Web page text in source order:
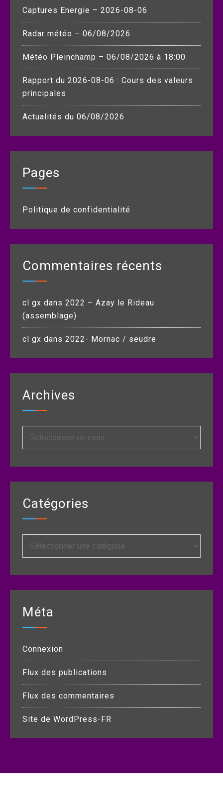
Captures Energie – 2026-08-06
Radar météo – 06/08/2026
Météo Pleinchamp – 06/08/2026 à 18:00
Rapport du 2026-08-06 : Cours des valeurs
principales
Actualités du 06/08/2026
Pages
Politique de confidentialité
Commentaires récents
cl gx dans 2022 – Azay le Rideau
(assemblage)
cl gx dans 2022- Mornac / seudre
Archives
Catégories
Méta
Connexion
Flux des publications
Flux des commentaires
Site de WordPress-FR